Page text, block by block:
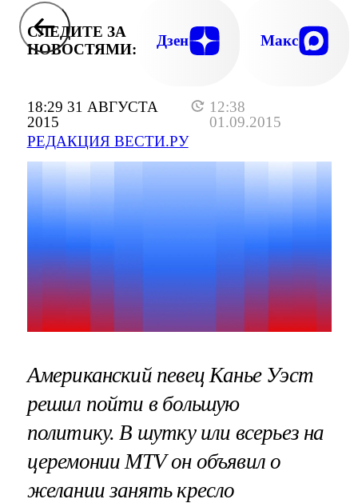
18:29 31 АВГУСТА
2015
12:38
01.09.2015
РЕДАКЦИЯ ВЕСТИ.РУ
СЛЕДИТЕ ЗА
НОВОСТЯМИ:
Дзен Макс
Американский певец Канье Уэст
решил пойти в большую
политику. В шутку или всерьез на
церемонии MTV он объявил о
желании занять кресло